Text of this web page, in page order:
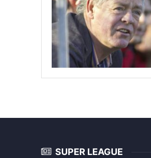
SUPER LEAGUE